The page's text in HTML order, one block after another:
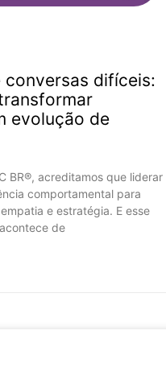
conversas difíceis:
evolução de
BR®, acreditamos que liderar
comportamental para
e estratégia. E esse
de